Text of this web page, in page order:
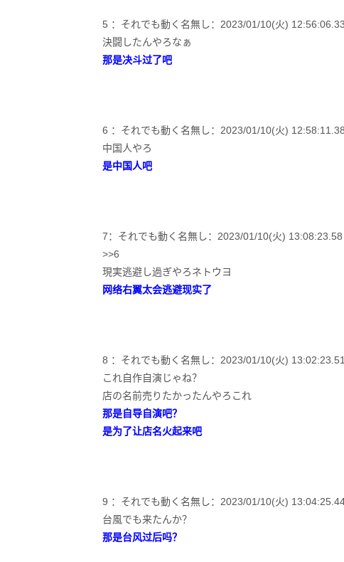
5 ：それでも動く名無し：2023/01/10(火)
決闘したんやろなぁ
那是决斗过了吧
6 ：それでも動く名無し：2023/01/10(火)
中国人やろ
是中国人吧
7：それでも動く名無し：2023/01/10(火)
>>6
現実逃避し過ぎやろネトウヨ
网络右翼太会逃避现实了
8 ：それでも動く名無し：2023/01/10(火)
これ自作自演じゃね？
店の名前売りたかったんやろこれ
那是自导自演吧？
是为了让店名火起来吧
9 ：それでも動く名無し：2023/01/10(火)
台風でも来たんか？
那是台风过后吗？